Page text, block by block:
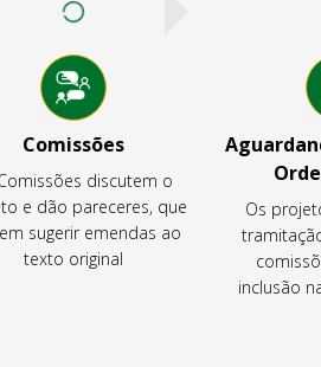
Comissões
discutem o
e dão pareceres, que
sugerir emendas ao
texto original
Os
inclusão